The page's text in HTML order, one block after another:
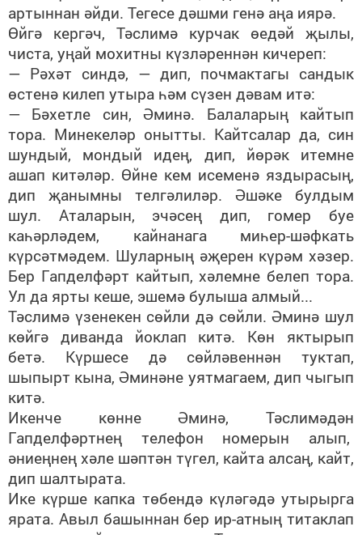
артыннан әйди. Тегесе дәшми генә аңа иярә.
Өйгә кергәч, Тәслимә курчак өедәй җылы,
чиста, уңай мохитны күзләреннән кичереп:
— Рәхәт синдә, — дип, почмактагы сандык
өстенә килеп утыра һәм сүзен дәвам итә:
— Бәхетле син, Әминә. Балаларың кайтып
тора. Минекеләр онытты. Кайтсалар да, син
шундый, мондый идең, дип, йөрәк итемне
ашап китәләр. Өйне кем исеменә яздырасың,
дип җанымны телгәлиләр. Әшәке булдым
шул. Аталарын, эчәсең дип, гомер буе
каһәрләдем, кайнанага миһер-шәфкать
күрсәтмәдем. Шуларның әҗерен күрәм хәзер.
Бер Гапделфәрт кайтып, хәлемне белеп тора.
Ул да ярты кеше, эшемә булыша алмый...
Тәслимә үзенекен сөйли дә сөйли. Әминә шул
көйгә диванда йоклап китә. Көн яктырып
бетә. Күршесе дә сөйләвеннән туктап,
шыпырт кына, Әминәне уятмагаем, дип чыгып
китә.
Икенче көнне Әминә, Тәслимәдән
Гапделфәртнең телефон номерын алып,
әниеңнең хәле шәптән түгел, кайта алсаң, кайт,
дип шалтырата.
Ике күрше капка төбендә күләгәдә утырырга
ярата. Авыл башыннан бер ир-атның титаклап